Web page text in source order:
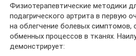
Физиотерапевтические методики
подагрического артрита в первую
на облегчение болевых симптомов,
обменных процессов в тканях.
демонстрирует: